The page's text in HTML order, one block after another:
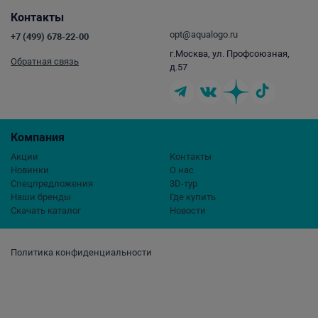
Политика конфиденциальности
Компания
Акции
Новинки
Спецпредложения
Наши бренды
Скачать каталог
Контакты
О нас
3D-тур
Где купить
Новости
Контакты
+7 (499) 678-22-00
Обратная связь
opt@aqualogo.ru
г.Москва, ул. Профсоюзная,
д.57